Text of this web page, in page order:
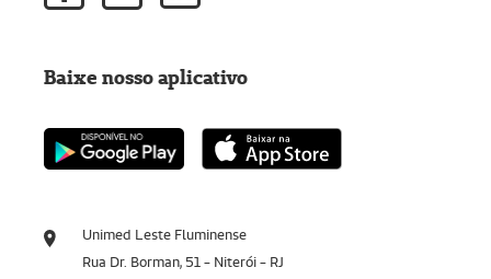
Unimed Leste Fluminense
Rua Dr. Borman, 51 - Niterói - RJ
Baixe nosso aplicativo